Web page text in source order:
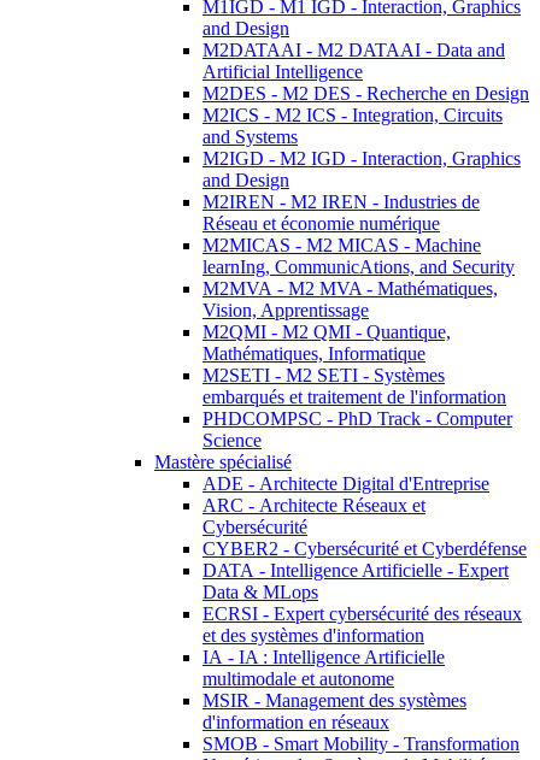
M1IGD - M1 IGD - Interaction, Graphics
and Design
M2DATAAI - M2 DATAAI - Data and
Artificial Intelligence
M2DES - M2 DES - Recherche en Design
M2ICS - M2 ICS - Integration, Circuits
and Systems
M2IGD - M2 IGD - Interaction, Graphics
and Design
M2IREN - M2 IREN - Industries de
Réseau et économie numérique
M2MICAS - M2 MICAS - Machine
learnIng, CommunicAtions, and Security
M2MVA - M2 MVA - Mathématiques,
Vision, Apprentissage
M2QMI - M2 QMI - Quantique,
Mathématiques, Informatique
M2SETI - M2 SETI - Systèmes
embarqués et traitement de l'information
PHDCOMPSC - PhD Track - Computer
Science
Mastère spécialisé
ADE - Architecte Digital d'Entreprise
ARC - Architecte Réseaux et
Cybersécurité
CYBER2 - Cybersécurité et Cyberdéfense
DATA - Intelligence Artificielle - Expert
Data & MLops
ECRSI - Expert cybersécurité des réseaux
et des systèmes d'information
IA - IA : Intelligence Artificielle
multimodale et autonome
MSIR - Management des systèmes
d'information en réseaux
SMOB - Smart Mobility - Transformation